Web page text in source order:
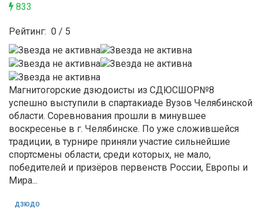
833
Рейтинг: 0 / 5
Магнитогорские дзюдоисты из СДЮСШОР№8
успешно выступили в спартакиаде Вузов Челябинской
области. Соревнования прошли в минувшее
воскресенье в г. Челябинске. По уже сложившейся
традиции, в турнире приняли участие сильнейшие
спортсмены области, среди которых, не мало,
победителей и призёров первенств России, Европы и
Мира...
ДЗЮДО